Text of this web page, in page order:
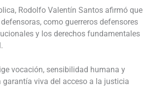
Rodolfo Valentín Santos afirmó que
como guerreros defensores
y los derechos fundamentales
vocación, sensibilidad humana y
viva del acceso a la justicia